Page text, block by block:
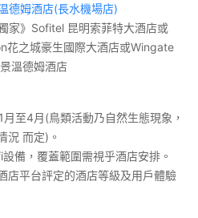
德姆酒店(長水機場店)
家》Sofitel 昆明索菲特大酒店或
花之城豪生國際大酒店或Wingate
溫德姆酒店
至4月(鳥類活動乃自然生態現象，
況 而定)。
備，覆蓋範圍需視乎酒店安排。
店平台評定的酒店等級及用戶體驗